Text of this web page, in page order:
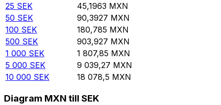
25 SEK 45,1963 MXN
50 SEK 90,3927 MXN
100 SEK 180,785 MXN
500 SEK 903,927 MXN
1 000 SEK 1 807,85 MXN
5 000 SEK 9 039,27 MXN
10 000 SEK 18 078,5 MXN
Diagram MXN till SEK